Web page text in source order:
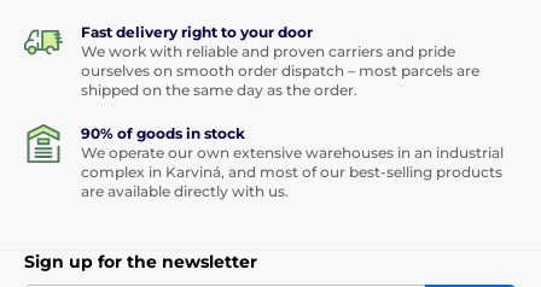
Fast delivery right to your door
We work with reliable and proven carriers and pride
ourselves on smooth order dispatch – most parcels are
shipped on the same day as the order.
90% of goods in stock
We operate our own extensive warehouses in an industrial
complex in Karviná, and most of our best-selling products
are available directly with us.
Sign up for the newsletter